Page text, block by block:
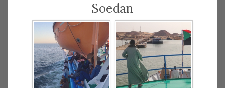
Soedan